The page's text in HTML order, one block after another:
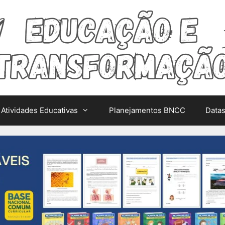
Atividades Educativas Planejamentos BNCC